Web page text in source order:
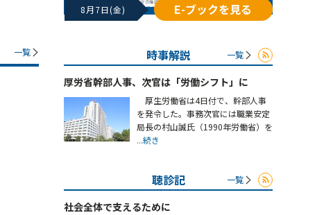
一覧
8月7日(金) E-ブックを見る
時事解説 一覧
厚労省幹部人事、次官は「労働シフト」に
厚生労働省は4日付で、幹部人事
を発令した。事務次官には職業安定
局長の村山誠氏（1990年労働省）を
...続き
聴診記 一覧
社会全体で支えるために